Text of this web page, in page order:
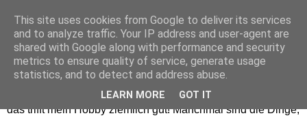
Willkommen in meinem "Wohnzimmer". Einfach und schön -
das trifft mein Hobby ziemlich gut! Manchmal sind die Dinge,
This site uses cookies from Google to deliver its services
and to analyze traffic. Your IP address and user-agent are
shared with Google along with performance and security
metrics to ensure quality of service, generate usage
statistics, and to detect and address abuse.
LEARN MORE GOT IT